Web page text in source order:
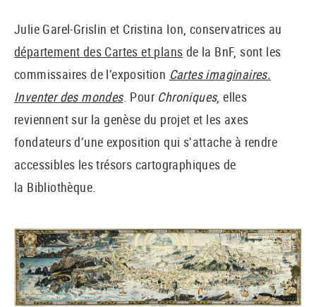
Julie Garel-Grislin et Cristina Ion, conservatrices au
département des Cartes et plans de la BnF, sont les
commissaires de l’exposition Cartes imaginaires.
Inventer des mondes. Pour Chroniques, elles
reviennent sur la genèse du projet et les axes
fondateurs d’une exposition qui s’attache à rendre
accessibles les trésors cartographiques de
la Bibliothèque.